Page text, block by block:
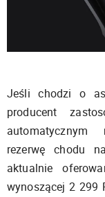
Jeśli chodzi o
producent
automatycznym
rezerwę chodu
aktualnie
wynoszącej 2 299